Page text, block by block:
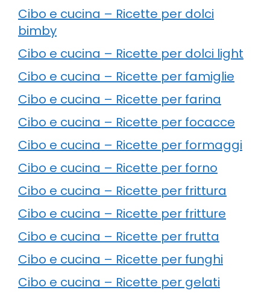
Cibo e cucina – Ricette per dolci
bimby
Cibo e cucina – Ricette per dolci light
Cibo e cucina – Ricette per famiglie
Cibo e cucina – Ricette per farina
Cibo e cucina – Ricette per focacce
Cibo e cucina – Ricette per formaggi
Cibo e cucina – Ricette per forno
Cibo e cucina – Ricette per frittura
Cibo e cucina – Ricette per fritture
Cibo e cucina – Ricette per frutta
Cibo e cucina – Ricette per funghi
Cibo e cucina – Ricette per gelati